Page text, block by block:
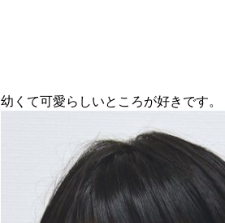
幼くて可愛らしいところが好きです。